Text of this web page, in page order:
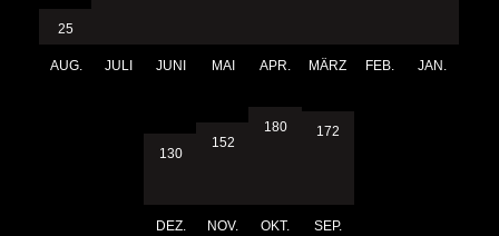
25
AUG. JULI JUNI MAI APR. MÄRZ FEB. JAN.
130
DEZ.
152
NOV.
180
OKT.
172
SEP.